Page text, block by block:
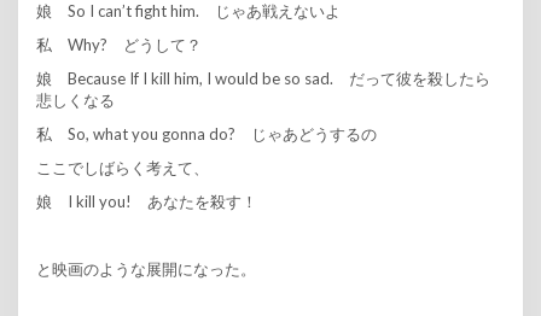
娘 So I can’t fight him. じゃあ戦えないよ
私 Why? どうして？
娘 Because If I kill him, I would be so sad. だって彼を殺したら
悲しくなる
私 So, what you gonna do? じゃあどうするの
ここでしばらく考えて、
娘 I kill you! あなたを殺す！
と映画のような展開になった。